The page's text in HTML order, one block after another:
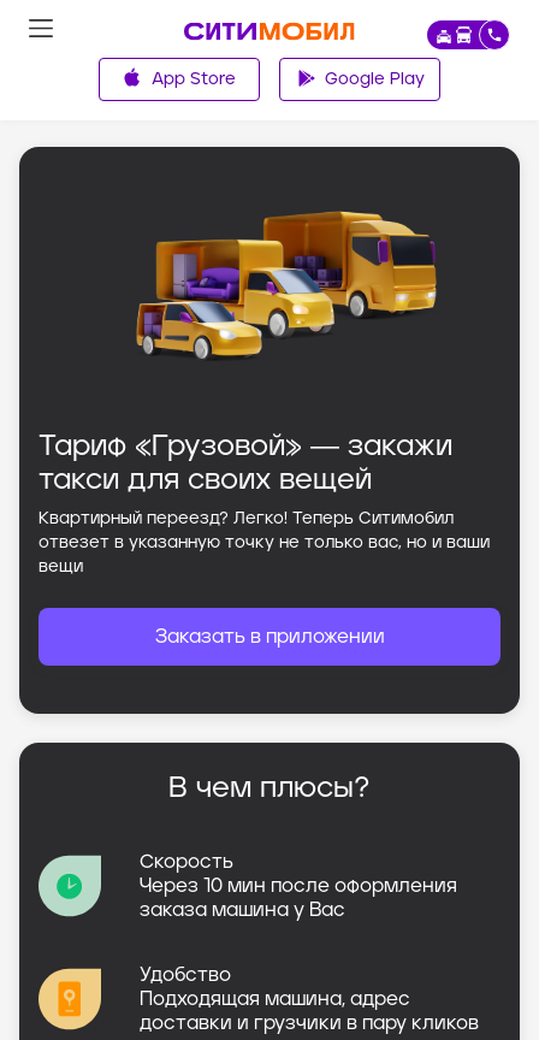
App Store
Google Play
Тариф «Грузовой» ― закажи
такси для своих вещей
Квартирный переезд? Легко! Теперь Ситимобил
отвезет в указанную точку не только вас, но и ваши
вещи
Заказать в приложении
В чем плюсы?
Скорость
Через 10 мин после оформления
заказа машина у Вас
Удобство
Подходящая машина, адрес
доставки и грузчики в пару кликов